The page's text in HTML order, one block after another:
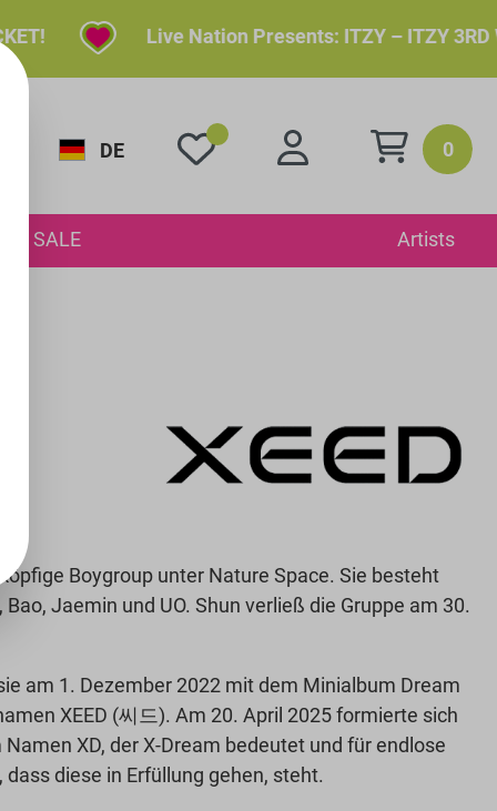
Live Nation Presents: ITZY – ITZY 3RD
DE 0
SALE Artists
Boygroup unter Nature Space. Sie besteht
Jaemin und UO. Shun verließ die Gruppe am 30.
am 1. Dezember 2022 mit dem Minialbum Dream
XEED (씨드). Am 20. April 2025 formierte sich
XD, der X-Dream bedeutet und für endlose
diese in Erfüllung gehen, steht.